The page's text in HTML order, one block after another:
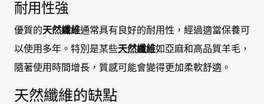
耐用性強
優質的天然纖維通常具有良好的耐用性，經過適當保養可
以使用多年。特別是某些天然纖維如亞麻和高品質羊毛，
隨著使用時間增長，質感可能會變得更加柔軟舒適。
天然纖維的缺點